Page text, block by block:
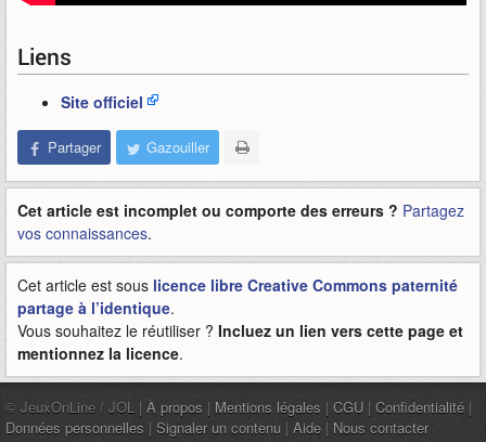
Liens
Site officiel
Partager Gazouiller
Cet article est incomplet ou comporte des erreurs ? Partagez
vos connaissances.
Cet article est sous licence libre Creative Commons paternité
partage à l’identique.
Vous souhaitez le réutiliser ? Incluez un lien vers cette page et
mentionnez la licence.
© JeuxOnLine / JOL | À propos | Mentions légales | CGU | Confidentialité |
Données personnelles | Signaler un contenu | Aide | Nous contacter